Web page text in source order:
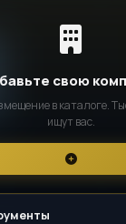
свою
в каталоге.
ищут вас.